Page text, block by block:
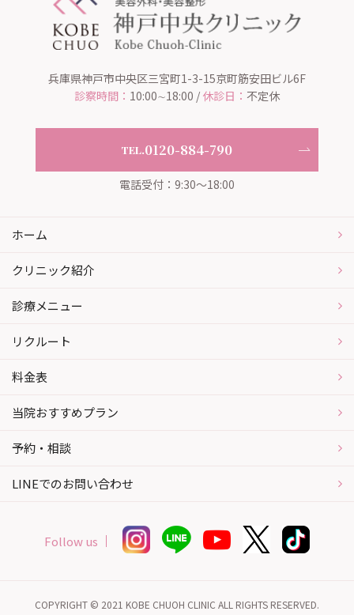
兵庫県神戸市中央区三宮町1-3-15京町筋安田ビル6F
診察時間： 10:00∼18:00 / 休診日： 不定休
TEL.0120-884-790
電話受付：9:30～18:00
ホーム
クリニック紹介
診療メニュー
リクルート
料金表
当院おすすめプラン
予約・相談
LINEでのお問い合わせ
Follow us
COPYRIGHT © 2021 KOBE CHUOH CLINIC ALL RIGHTS RESERVED.